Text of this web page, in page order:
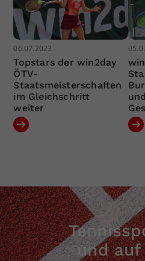
06.07.2023
Topstars der win2day
ÖTV-
Staatsmeisterschaften
im Gleichschritt
weiter
und